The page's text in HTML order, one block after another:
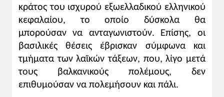
ΙΙ. ΠΡΟΣΘΕΤΟ ΥΠΟΣΤΗΡΙΚΤΙΚΟ ΥΛΙΚΟ
1. Η θέση του βασιλιά Κωνσταντίνου για
τη στάση της Ελλάδας
[...] Κατά τον Κωνσταντίνον ο πόλεμος
στρατιωτικώς είχε πλέον κριθεί. Η
γερμανική νίκη ήτο πλέον ασφαλής. Δεν
επετρέπετο πλέον αντίθετη γνώμη. Εξ
άλλου αι επιστήμαι και ιδία η χημεία στη
κράτος του ισχυρού εξωελλαδικού ελληνικού
κεφαλαίου, το οποίο δύσκολα θα
μπορούσαν να ανταγωνιστούν. Επίσης, οι
βασιλικές θέσεις έβρισκαν σύμφωνα και
τμήματα των λαϊκών τάξεων, που, λίγο μετά
τους βαλκανικούς πολέμους, δεν
επιθυμούσαν να πολεμήσουν και πάλι.